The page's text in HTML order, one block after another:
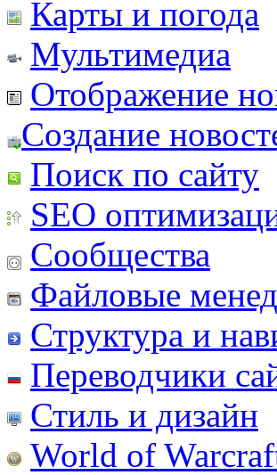
Карты и погода
Мультимедиа
Отображение
Создание
Поиск по сайту
SEO
Сообщества
Файловые
Структура и
Переводчики
Стиль и дизайн
World of